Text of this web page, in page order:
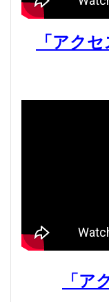
「アク
「ア